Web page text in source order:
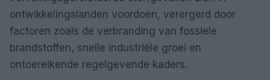
ontwikkelingslanden voordoen, verergerd door
factoren zoals de verbranding van fossiele
brandstoffen, snelle industriële groei en
ontoereikende regelgevende kaders.